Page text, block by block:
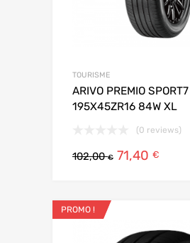
TOURISME
ARIVO PREMIO SPORT7
195X45ZR16 84W XL
(0 reviews)
102,00€ 71,40 €
PROMO !